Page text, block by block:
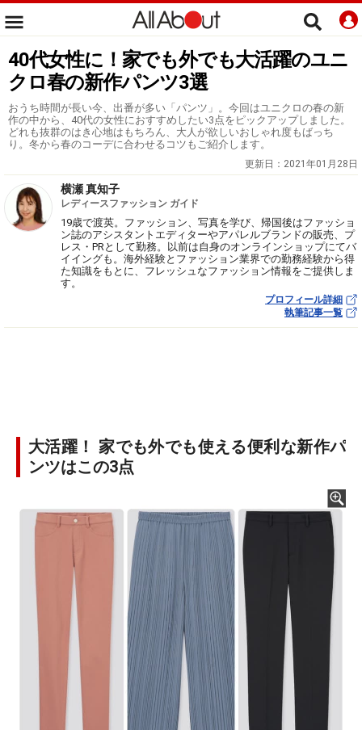
40代女性に！家でも外でも大活躍のユニ
クロ春の新作パンツ3選
おうち時間が長い今、出番が多い「パンツ」。今回はユニクロの春の新
作の中から、40代の女性におすすめしたい3点をピックアップしました。
どれも抜群のはき心地はもちろん、大人が欲しいおしゃれ度もばっち
り。冬から春のコーデに合わせるコツもご紹介します。
更新日： 2021年01月28日
横瀬 真知子
レディースファッション ガイド
19歳で渡英。ファッション、写真を学び、帰国後はファッショ
ン誌のアシスタントエディターやアパレルブランドの販売、プ
レス・PRとして勤務。以前は自身のオンラインショップにてバ
イイングも。海外経験とファッション業界での勤務経験から得
た知識をもとに、フレッシュなファッション情報をご提供しま
す。
プロフィール詳細
執筆記事一覧
大活躍！ 家でも外でも使える便利な新作パ
ンツはこの3点